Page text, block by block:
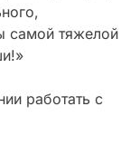
самой тяжелой
работать с